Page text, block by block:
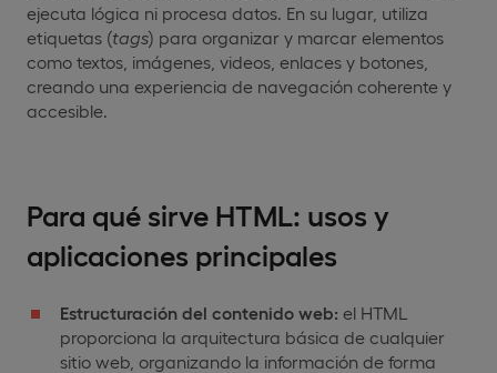
ejecuta lógica ni procesa datos. En su lugar, utiliza
etiquetas (tags) para organizar y marcar elementos
como textos, imágenes, videos, enlaces y botones,
creando una experiencia de navegación coherente y
accesible.
Para qué sirve HTML: usos y
aplicaciones principales
Estructuración del contenido web: el HTML
proporciona la arquitectura básica de cualquier
sitio web, organizando la información de forma